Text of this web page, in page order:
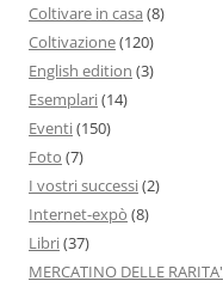
Coltivare in casa (8)
Coltivazione(120)
English edition (3)
Esemplari(14)
Eventi(150)
Foto (7)
I vostri successi(2)
Internet-expò (8)
Libri(37)
MERCATINO DELLE RARITA'